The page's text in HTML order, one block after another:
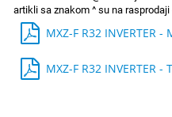
MXZ-F R32 INVERTER
MXZ-F R32 INVERTER